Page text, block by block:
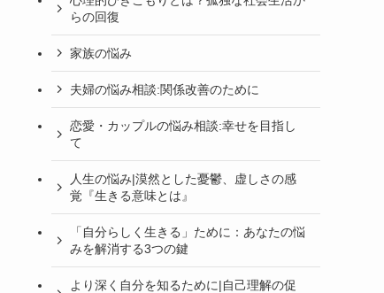
らの回復
家族の悩み
夫婦の悩み相談:関係改善のために
恋愛・カップルの悩み相談:幸せを目指し
て
人生の悩み|漠然とした憂鬱、虚しさの感
覚『生きる意味とは』
「自分らしく生きる」ために：あなたの悩
みを解消する3つの鍵
より深く自分を知るために|自己理解の促